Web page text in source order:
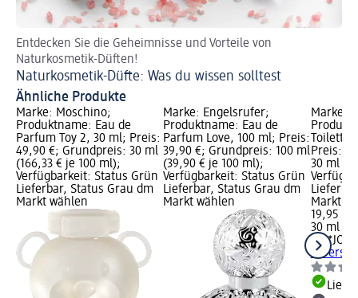
Entdecken Sie die Geheimnisse und Vorteile von
Naturkosmetik-Düften!
Naturkosmetik-Düfte: Was du wissen solltest
Ähnliche Produkte
Marke: Moschino;
Produktname: Eau de
Parfum Toy 2, 30 ml; Preis:
49,90 €; Grundpreis: 30 ml
(166,33 € je 100 ml);
Verfügbarkeit: Status Grün
Lieferbar, Status Grau dm
Markt wählen
Marke: Engelsrufer;
Produktname: Eau de
Parfum Love, 100 ml; Preis:
39,90 €; Grundpreis: 100 ml
(39,90 € je 100 ml);
Verfügbarkeit: Status Grün
Lieferbar, Status Grau dm
Markt wählen
Marke:
Toilette
Preis:
30 ml
Markt
19,95 €
30 ml
LIU*JO
Lovers